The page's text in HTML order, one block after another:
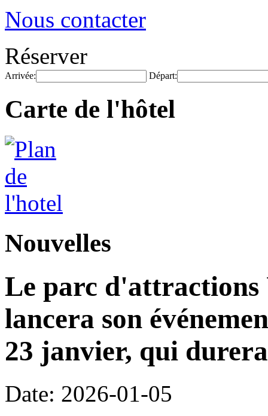
Nous contacter
Réserver
Arrivée: Départ:
Carte de l'hôtel
Nouvelles
Le parc d'attractions
lancera son
23 janvier, qui
Date: 2026-01-05